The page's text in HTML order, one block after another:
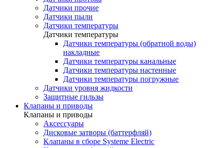
Датчики прочие
Датчики пыли
Датчики температуры
Датчики температуры
Датчики температуры (обратной воды)
накладные
Датчики температуры канальные
Датчики температуры настенные
Датчики температуры погружные
Датчики уровня жидкости
Защитные гильзы
Клапаны и приводы
Клапаны и приводы
Аксессуары
Дисковые затворы (баттерфляй)
Клапаны в сборе Systeme Electric